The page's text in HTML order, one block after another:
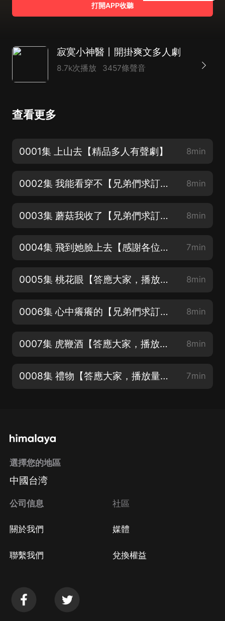
打開APP收聽
寂寞小神醫丨開掛爽文多人劇
8.7k次播放 3457條聲音
查看更多
0001集 上山去【精品多人有聲劇】 8min
0002集 我能看穿不【兄弟們求訂閱，猛更不停】 8min
0003集 蘑菇我收了【兄弟們求訂閱，猛更不停】 8min
0004集 飛到她臉上去【感謝各位粉絲支持，經常爆更回報】 7min
0005集 桃花眼【答應大家，播放量每破百萬，繼續加更】 8min
0006集 心中癢癢的【兄弟們求訂閱，猛更不停】 8min
0007集 虎鞭酒【答應大家，播放量每破百萬，繼續加更】 8min
0008集 禮物【答應大家，播放量每破百萬，繼續加更】 7min
選擇您的地區
中國台湾
公司信息
關於我們
聯繫我們
社區
媒體
兌換權益